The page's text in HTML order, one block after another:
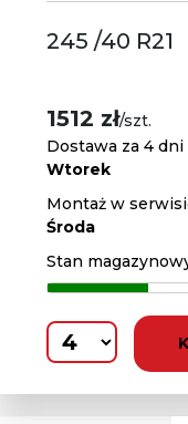
245 /40 R21
1512 zł/szt.
Dostawa za 4 dni
Wtorek
Montaż w
Środa
Stan